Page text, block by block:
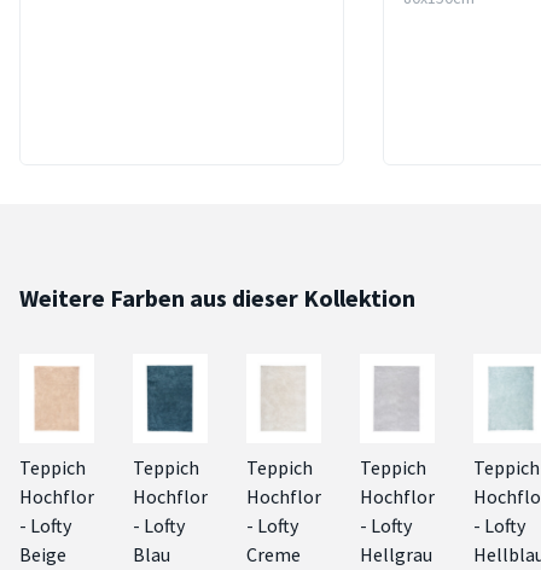
Weitere Farben aus dieser Kollektion
Teppich
Hochflor
- Lofty
Beige
Teppich
Hochflor
- Lofty
Blau
Teppich
Hochflor
- Lofty
Creme
Teppich
Hochflor
- Lofty
Hellgrau
Teppich
- Lofty